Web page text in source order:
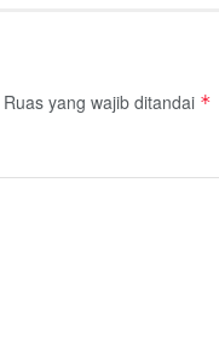
Ruas yang wajib ditandai *